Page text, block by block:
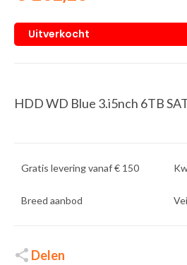
Uitverkocht
HDD WD Blue 3.i5nch 6TB
Gratis levering vanaf € 150
Breed aanbod
Delen